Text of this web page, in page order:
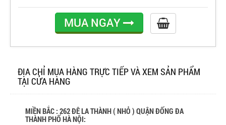
MUA NGAY
ĐỊA CHỈ MUA HÀNG TRỰC TIẾP VÀ XEM SẢN PHẨM
TẠI CỬA HÀNG
MIỀN BẮC : 262 ĐÊ LA THÀNH ( NHỎ ) QUẬN ĐỐNG ĐA
THÀNH PHỐ HÀ NỘI: